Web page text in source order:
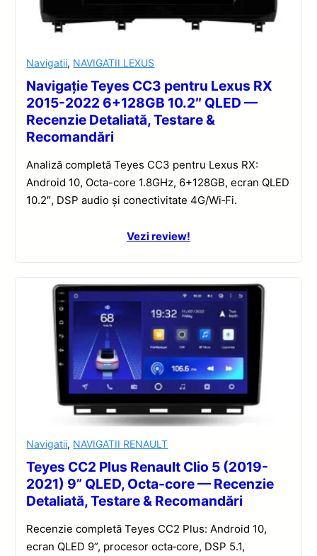
Navigatii, NAVIGATII LEXUS
Navigație Teyes CC3 pentru Lexus RX
2015-2022 6+128GB 10.2″ QLED —
Recenzie Detaliată, Testare &
Recomandări
Analiză completă Teyes CC3 pentru Lexus RX:
Android 10, Octa-core 1.8GHz, 6+128GB, ecran QLED
10.2″, DSP audio și conectivitate 4G/Wi‑Fi.
Vezi review!
Navigatii, NAVIGATII RENAULT
Teyes CC2 Plus Renault Clio 5 (2019-
2021) 9” QLED, Octa-core — Recenzie
Detaliată, Testare & Recomandări
Recenzie completă Teyes CC2 Plus: Android 10,
ecran QLED 9”, procesor octa‑core, DSP 5.1,